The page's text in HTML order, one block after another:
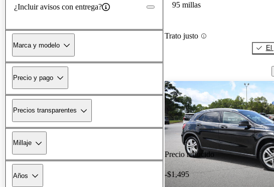
¿Incluir avisos con entrega?
Marca y modelo
Precio y pago
Precios transparentes
Millaje
Años
95 millas
Trato justo
El
Precio reducido
-$1,495